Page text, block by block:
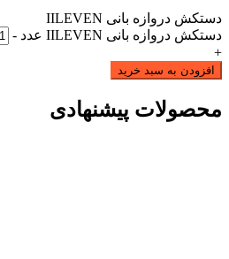
دستکش دروازه بانی IILEVEN
دستکش دروازه بانی IILEVEN عدد
-
+
افزودن به سبد خرید
محصولات پیشنهادی